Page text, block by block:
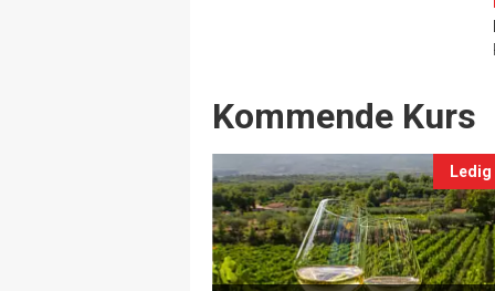
Events
Kommende Kurs